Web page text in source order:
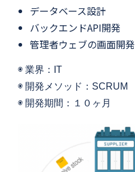
データベース設計
バックエンドAPI開発
管理者ウェブの画面開発
◉ 業界：IT
◉ 開発メソッド：SCRUM
◉ 開発期間：１０ ヶ月